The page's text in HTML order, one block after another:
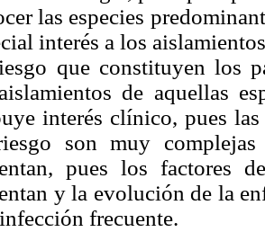
las especies
interés a los
que constituyen los
de aquellas
interés clínico, pues las
son muy
pues los factores
y la evolución de la
frecuente.